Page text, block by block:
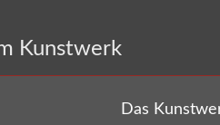
Kunstwerk
Das